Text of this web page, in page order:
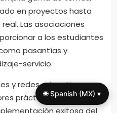
en proyectos hasta
Las asociaciones
a los estudiantes
pasantías y
servicio.
y redes educativas a
prácticas y estudios
exitosa del
🌐 Spanish (MX) ▾